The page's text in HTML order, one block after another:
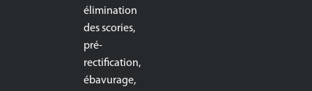
élimination
des scories,
pré-
rectification,
ébavurage,